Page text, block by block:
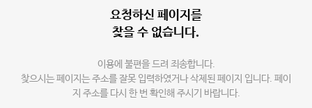
요청하신 페이지를
찾을 수 없습니다.
이용에 불편을 드려 죄송합니다.
찾으시는 페이지는 주소를 잘못 입력하였거나 삭제된 페이지 입니다. 페이
지 주소를 다시 한 번 확인해 주시기 바랍니다.